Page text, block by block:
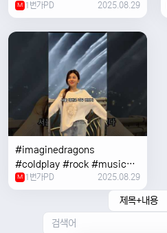
M 1번가PD 2025.08.29
#imaginedragons
#coldplay #rock #music
#concert
M 1번가PD 2025.08.29